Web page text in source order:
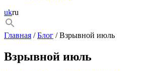
ukru
Главная /Блог / Взрывной июль
Взрывной июль